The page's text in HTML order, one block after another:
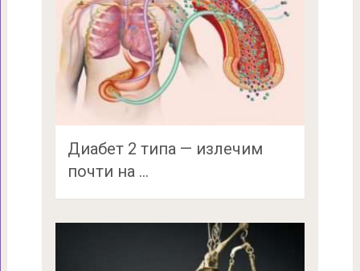
Диабет 2 типа — излечим
почти на …